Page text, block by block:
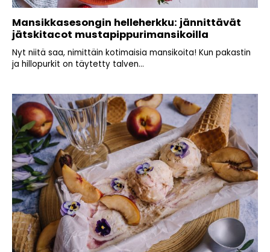
Mansikkasesongin helleherkku: jännittävät
jätskitacot mustapippurimansikoilla
Nyt niitä saa, nimittäin kotimaisia mansikoita! Kun pakastin
ja hillopurkit on täytetty talven...